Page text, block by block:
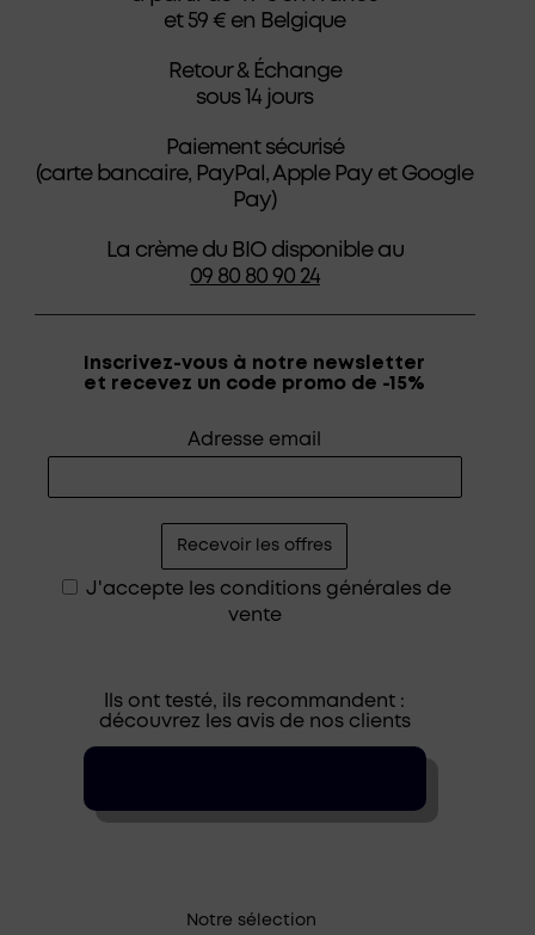
et 59 € en Belgique
Retour & Échange
sous 14 jours
Paiement sécurisé
(carte bancaire, PayPal, Apple Pay et Google
Pay)
La crème du BIO disponible au
09 80 80 90 24
Inscrivez-vous à notre newsletter
et recevez un code promo de -15%
Adresse email
J'accepte les conditions générales de
vente
Ils ont testé, ils recommandent :
découvrez les avis de nos clients
Notre sélection